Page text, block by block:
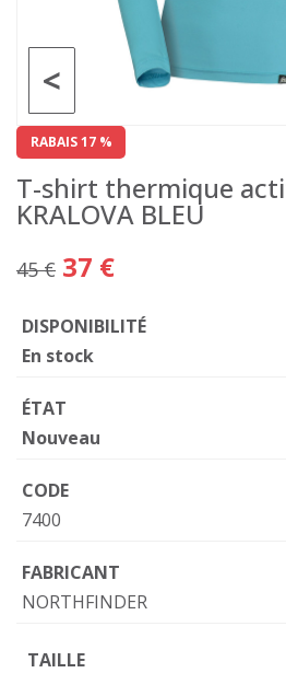
<
RABAIS 17 %
T-shirt thermique
KRALOVA BLEU
45 € 37 €
DISPONIBILITÉ
En stock
ÉTAT
Nouveau
CODE
7400
FABRICANT
NORTHFINDER
TAILLE